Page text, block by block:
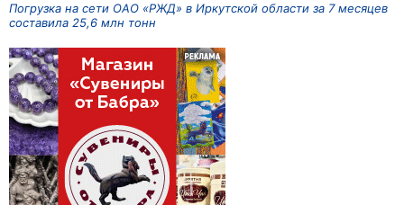
Погрузка на сети ОАО «РЖД» в Иркутской области за 7 месяцев
составила 25,6 млн тонн